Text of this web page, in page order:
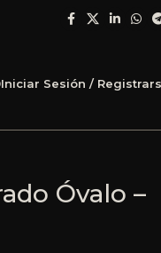
Iniciar Sesión /
Óvalo –